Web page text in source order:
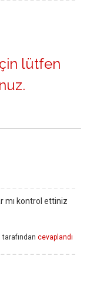
lütfen
.
mı kontrol ettiniz
tarafından cevaplandı